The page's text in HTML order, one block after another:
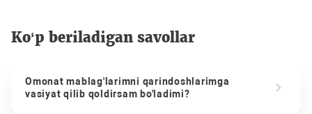
Ko‘p beriladigan savollar
Omonat mablag'larimni qarindoshlarimga
vasiyat qilib qoldirsam bo'ladimi?